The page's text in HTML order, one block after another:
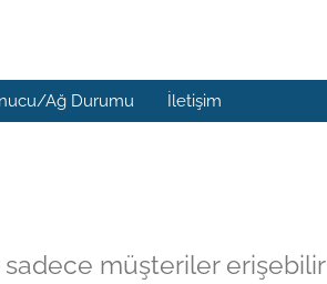
Ağ Durumu İletişim
sadece müşteriler erişebilir